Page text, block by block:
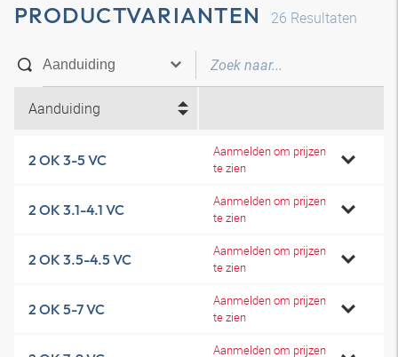
PRODUCTVARIANTEN 26 Resultaten
Aanduiding
2 OK 3-5 VC
Aanmelden om prijzen
te zien
2 OK 3.1-4.1 VC
Aanmelden om prijzen
te zien
2 OK 3.5-4.5 VC
Aanmelden om prijzen
te zien
2 OK 5-7 VC
Aanmelden om prijzen
te zien
Aanmelden om prijzen